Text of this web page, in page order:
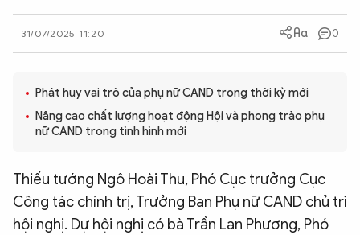
QUỐC TẾ
BẠN ĐỌC & CAND
ĐA PHƯƠNG TIỆN
eMagazine
Podcast
31/07/2025 11:20 0
Phát huy vai trò của phụ nữ CAND trong thời kỳ mới
Nâng cao chất lượng hoạt động Hội và phong trào phụ
nữ CAND trong tình hình mới
Thiếu tướng Ngô Hoài Thu, Phó Cục trưởng Cục
Công tác chính trị, Trưởng Ban Phụ nữ CAND chủ trì
hội nghị. Dự hội nghị có bà Trần Lan Phương, Phó